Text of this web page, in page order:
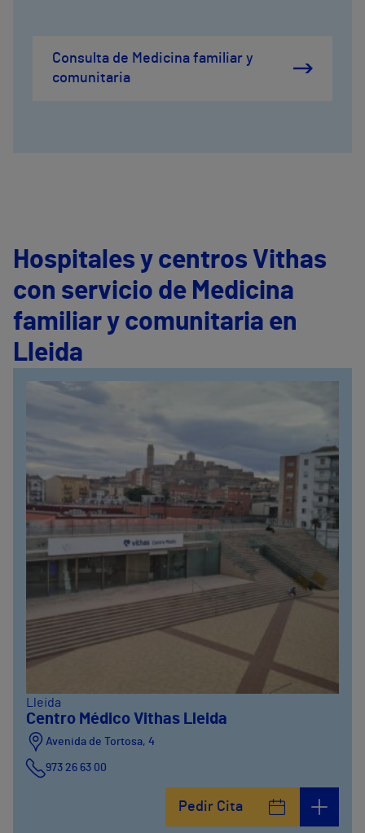
Consulta de Medicina familiar y
comunitaria
Hospitales y centros Vithas
con servicio de Medicina
familiar y comunitaria en
Lleida
Lleida
Centro Médico Vithas Lleida
Avenida de Tortosa, 4
973 26 63 00
Pedir Cita